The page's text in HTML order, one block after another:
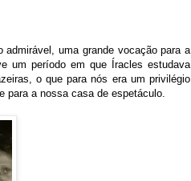
uma grande vocação para a
um período em que Íracles estudava
o que para nós era um privilégio
para a nossa casa de espetáculo.